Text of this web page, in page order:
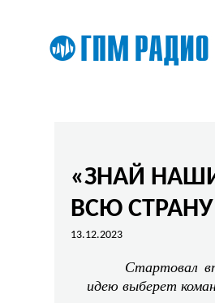
«ЗНАЙ
ВСЮ СТРАНУ
13.12.2023
Стартовал
идею выберет